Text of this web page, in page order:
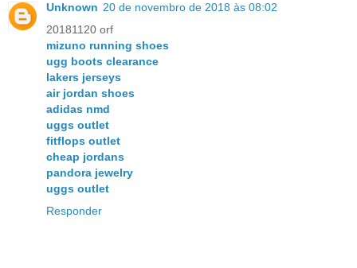
Unknown 20 de novembro de 2018 às 08:02
20181120 orf
mizuno running shoes
ugg boots clearance
lakers jerseys
air jordan shoes
adidas nmd
uggs outlet
fitflops outlet
cheap jordans
pandora jewelry
uggs outlet
Responder